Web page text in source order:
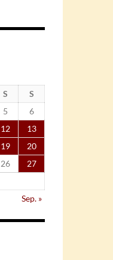
S
S
5
6
12
13
19
20
26
27
Sep. »